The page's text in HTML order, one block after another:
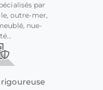
par
outre-mer,
nue-